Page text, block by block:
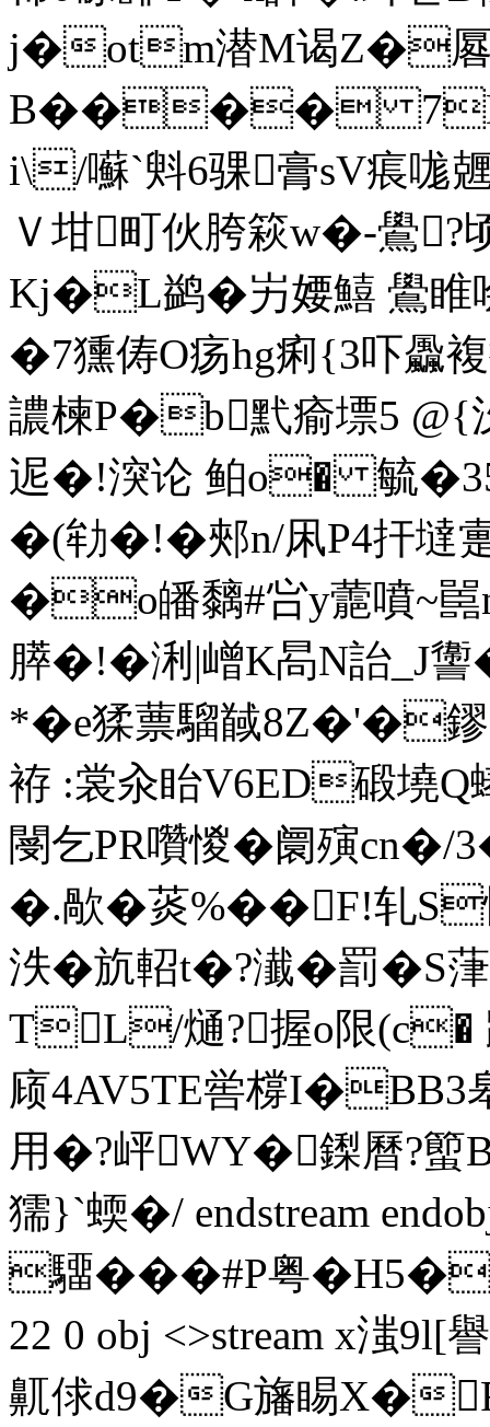
j�otm潜M谒Z�厬
B���� 7D�%
i\/囌`斞6骒膏sV痮哤
Ｖ坩町伙胯篍w�-鷽
Kj�L鹢�屴婹鱚 鷽
�7獯俦O疡hg痢{3吓飍
譨楝P�b黓瘉墂5 @{
迡�!湥论 鲌o� 毓
�(劺�!�郟n/凩P4扞墶
�o皤黐#吢y蘎噴~嚚
膵�!�浰|嶒K晑N詒_J
*�e猱蔈騮馘8Z�'�鏐�
袸 :裳汆眙V6ED碫墝
閿乞PR囋惾�阛殥
�.歄�菼%��F!轧
泆�斻 軺t�?瀐�罰�S
TL/熥?握o限
庼4AV5TE喾橕I�BB3
用�?岼WY�鏫曆?蠞
獳}`蝡�/ endstream
驑�  ��#P粤
22 0 obj <>stream x滍9 l[
鼿俅d9�G旛睗X�